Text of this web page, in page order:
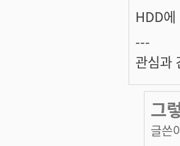
HDD에
---
관심과
그
글쓴